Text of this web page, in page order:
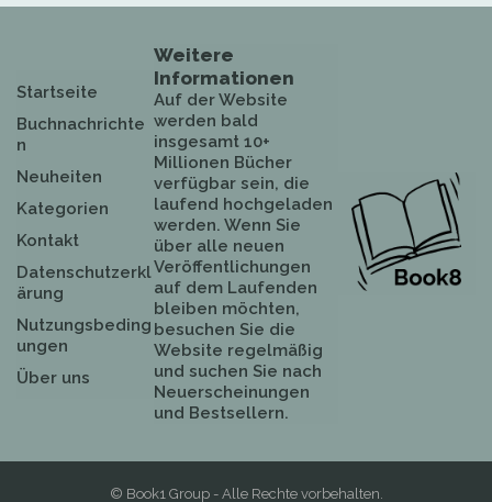
Startseite
Buchnachrichte
n
Neuheiten
Kategorien
Kontakt
Datenschutzerkl
ärung
Nutzungsbeding
ungen
Über uns
Weitere
Informationen
Auf der Website
werden bald
insgesamt 10+
Millionen Bücher
verfügbar sein, die
laufend hochgeladen
werden. Wenn Sie
über alle neuen
Veröffentlichungen
auf dem Laufenden
bleiben möchten,
besuchen Sie die
Website regelmäßig
und suchen Sie nach
Neuerscheinungen
und Bestsellern.
© Book1 Group - Alle Rechte vorbehalten.